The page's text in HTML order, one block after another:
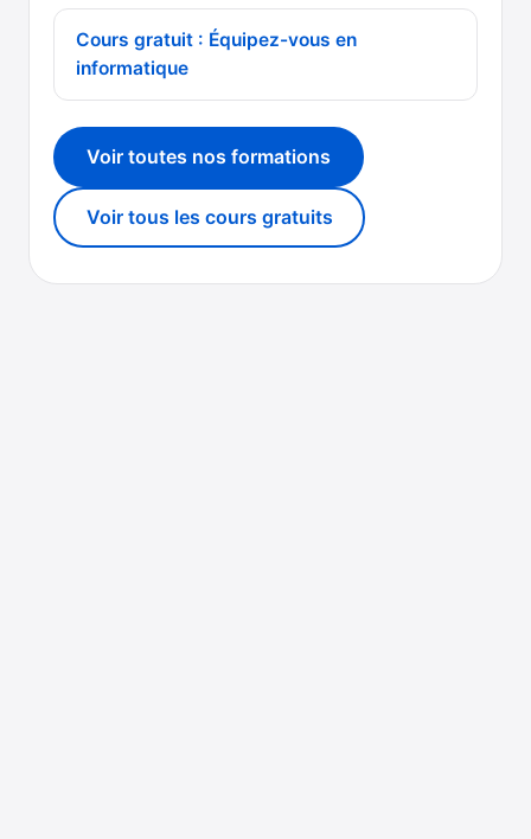
Cours gratuit : Équipez-vous en
informatique
Voir toutes nos formations
Voir tous les cours gratuits